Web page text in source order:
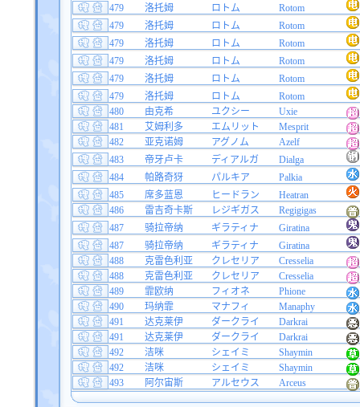
479
洛托姆 ロトム
Rotom
479
洛托姆 ロトム
Rotom
479
洛托姆 ロトム
Rotom
479
洛托姆 ロトム
Rotom
479
洛托姆 ロトム
Rotom
479
洛托姆 ロトム
Rotom
480
由克希 ユクシー
Uxie
481
艾姆利多 エムリット
Mesprit
482
亚克诺姆 アグノム
Azelf
483
帝牙卢卡 ディアルガ
Dialga
484
帕路奇犽 パルキア
Palkia
485
席多蓝恩 ヒードラン
Heatran
486
雷吉奇卡斯 レジギガス
Regigigas
487
骑拉帝纳 ギラティナ
Giratina
487
骑拉帝纳 ギラティナ
Giratina
488
克雷色利亚 クレセリア
Cresselia
488
克雷色利亚 クレセリア
Cresselia
489
霏欧纳 フィオネ
Phione
490
玛纳霏 マナフィ
Manaphy
491
达克莱伊 ダークライ
Darkrai
491
达克莱伊 ダークライ
Darkrai
492
洁咪 シェイミ
Shaymin
492
洁咪 シェイミ
Shaymin
493
阿尔宙斯 アルセウス Arceus